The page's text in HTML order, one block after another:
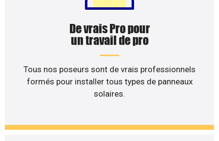
De vrais Pro pour
un travail de pro
Tous nos poseurs sont de vrais professionnels
formés pour installer tous types de panneaux
solaires.